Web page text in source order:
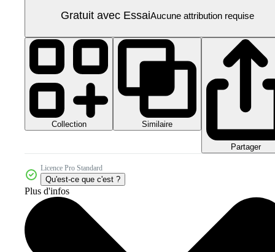
Gratuit avec EssaiAucune attribution requise
Collection Similaire
Partager
Licence Pro Standard
Qu'est-ce que c'est ?
Plus d'infos